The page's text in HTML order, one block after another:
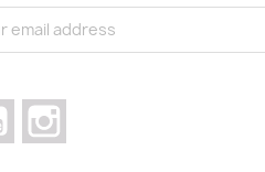
YouTube